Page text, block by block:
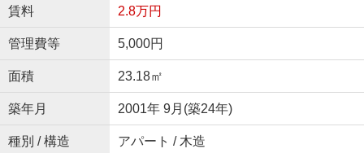
賃料 2.8万円
管理費等 5,000円
面積 23.18㎡
築年月 2001年 9月(築24年)
種別 / 構造 アパート / 木造